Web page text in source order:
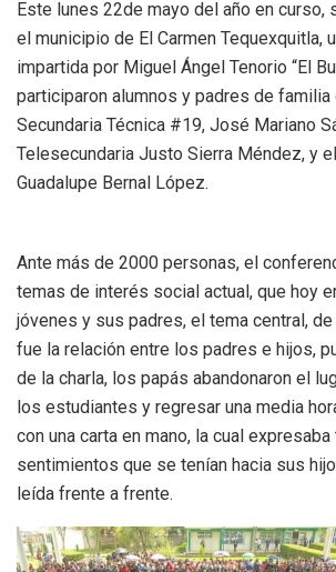
Este lunes 22de mayo del año en curso,
el municipio de El Carmen Tequexquitla,
impartida por Miguel Ángel Tenorio “El
participaron alumnos y padres de familia
Secundaria Técnica #19, José Mariano
Telesecundaria Justo Sierra Méndez, y
Guadalupe Bernal López.
Ante más de 2000 personas, el
temas de interés social actual, que hoy
jóvenes y sus padres, el tema central,
fue la relación entre los padres e hijos,
de la charla, los papás abandonaron el
los estudiantes y regresar una media
con una carta en mano, la cual
sentimientos que se tenían hacia sus
leída frente a frente.